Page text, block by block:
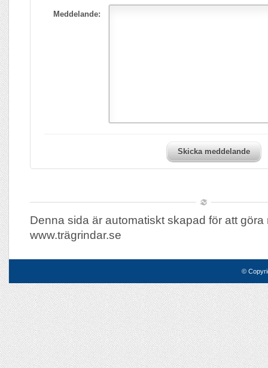
Meddelande:
Skicka meddelande
Denna sida är automatiskt skapad för att göra
www.trägrindar.se
©